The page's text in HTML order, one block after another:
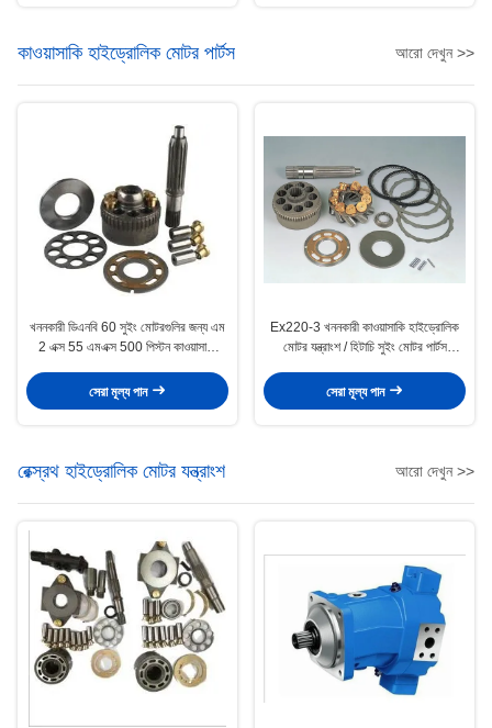
কাওয়াসাকি হাইড্রোলিক মোটর পার্টস আরো দেখুন >>
খননকারী ডিএনবি 60 সুইং মোটরগুলির জন্য এম
2 এক্স 55 এমএক্স 500 পিস্টন কাওয়াসাকি
সেরা মূল্য পান
Ex220-3 খননকারী কাওয়াসাকি হাইড্রোলিক
মোটর যন্ত্রাংশ / হিটাচি সুইং মোটর পার্টস
সেরা মূল্য পান
রেক্স্রথ হাইড্রোলিক মোটর যন্ত্রাংশ আরো দেখুন >>